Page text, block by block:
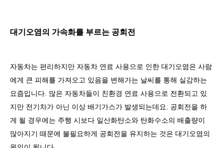
대기오염의 가속화를 부르는 공회전
자동차는 편리하지만 자동차 연료 사용으로 인한 대기오염은 사람
에게 큰 피해를 가져오고 있음을 변해가는 날씨를 통해 실감하는
요즘입니다 많은 자동차들이 친환경 연료 사용으로 전환되고 있
지만 전기차가 아닌 이상 배기가스가 발생되는데요
공회전을 하
게 될 경우에는 주행 시보다 일산화탄소와 탄화수소의 배출량이
많아지기 때문에 불필요하게 공회전을 유지하는 것은 대기오염의